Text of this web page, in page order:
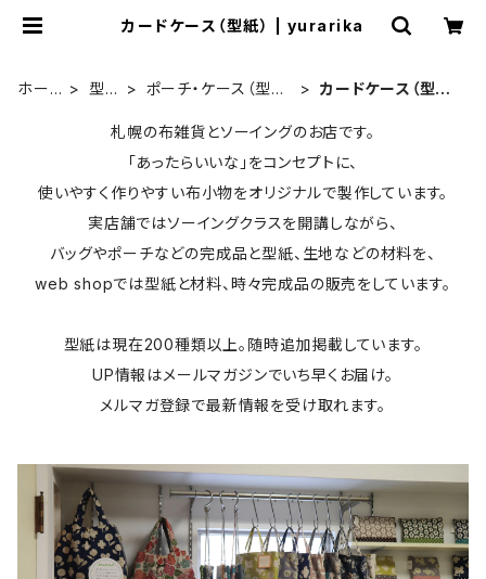
カードケース（型紙） | yurarika
ホー
型
ポーチ・ケース（型
カードケース（型
札幌の布雑貨とソーイングのお店です。
「あったらいいな」をコンセプトに、
使いやすく作りやすい布小物をオリジナルで製作しています。
実店舗ではソーイングクラスを開講しながら、
バッグやポーチなどの完成品と型紙、生地などの材料を、
web shopでは型紙と材料、時々完成品の販売をしています。
型紙は現在200種類以上。随時追加掲載しています。
UP情報はメールマガジンでいち早くお届け。
メルマガ登録で最新情報を受け取れます。